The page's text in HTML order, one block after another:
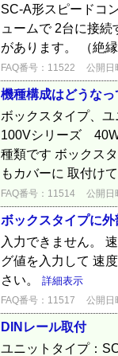
SC-A形スピードコ
ュームで 2台に接
があります。 （絶
FAQ番号：11522 公開日
機種構成はどうな
ボックスタイプ、
100Vシリーズ
種類です ボックス
もカバーに 取付け
FAQ番号：11514 公開日
ボックスタイプに
入力できません。
グ値を入力して 速
さい。 詳細表示
FAQ番号：11517 公開日
DINレール取付
ユニットタイプ：